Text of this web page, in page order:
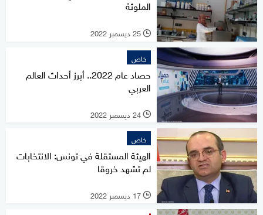
الملوثة
l 25 ديسمبر 2022
خاص
حصاد عام 2022.. أبرز أحداث العالم
العربي
l 24 ديسمبر 2022
خاص
الهيئة المستقلة في تونس: الانتخابات
لم تشهد خروقا
l 17 ديسمبر 2022